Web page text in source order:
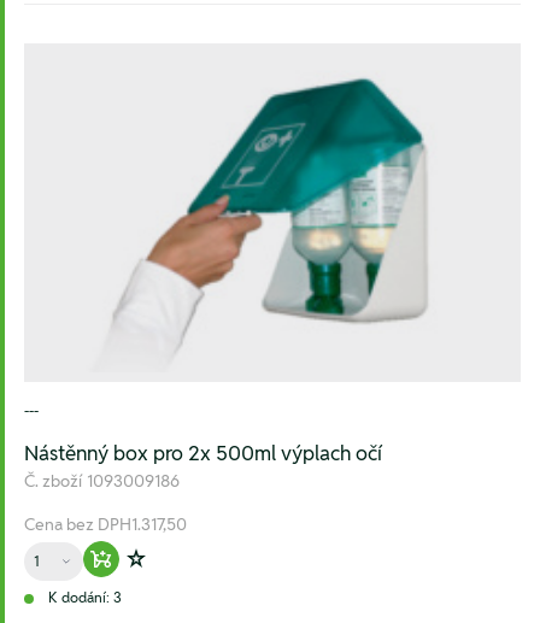
---
Nástěnný box pro 2x 500ml výplach očí
Č. zboží 1093009186
Cena bez DPH1.317,50
Množství
Warenkorb hinzufügen
Zur Wunschliste hinzufügen
K dodání: 3